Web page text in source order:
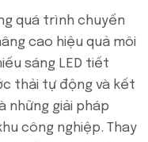
quá trình chuyển
cao hiệu quả môi
sáng LED tiết
thải tự động và kết
những giải pháp
công nghiệp. Thay